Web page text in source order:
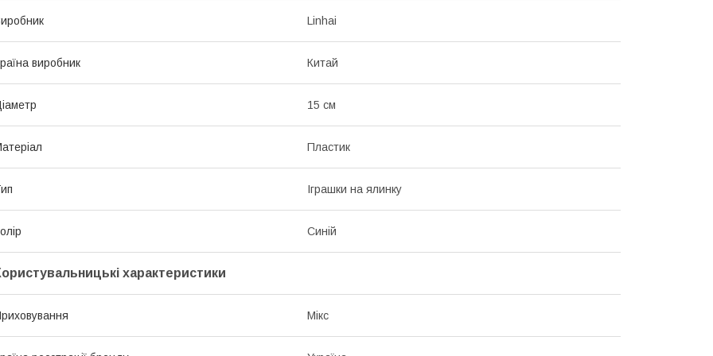
Linhai
виробник Китай
15 см
Пластик
Іграшки на ялинку
Синій
характеристики
Мікс